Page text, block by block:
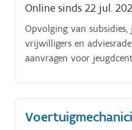
Online sinds 22 jul.
Opvolging van subsidies,
vrijwilligers en
aanvragen voor